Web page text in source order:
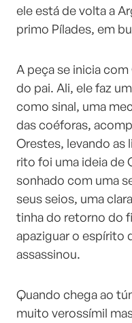
ele está de volta a
primo Pílades, em
A peça se inicia
do pai. Ali, ele faz
como sinal, uma
das coéforas,
Orestes, levando as
rito foi uma ideia de
sonhado com uma
seus seios, uma
tinha do retorno do
apaziguar o espírito
assassinou.
Quando chega ao
muito verossímil